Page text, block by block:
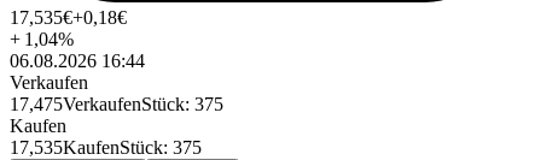
17,535€+0,18€
+ 1,04%
06.08.2026 16:44
Verkaufen
17,475VerkaufenStück: 375
Kaufen
17,535KaufenStück: 375